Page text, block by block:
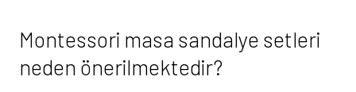
Montessori masa sandalye setleri
neden önerilmektedir?